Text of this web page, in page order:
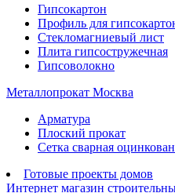
Гипсокартон
Профиль для
Стекломагниевый лист
Плита гипсостружечная
Гипсоволокно
Металлопрокат Москва
Арматура
Плоский прокат
Сетка сварная
Готовые проекты домов
Интернет магазин